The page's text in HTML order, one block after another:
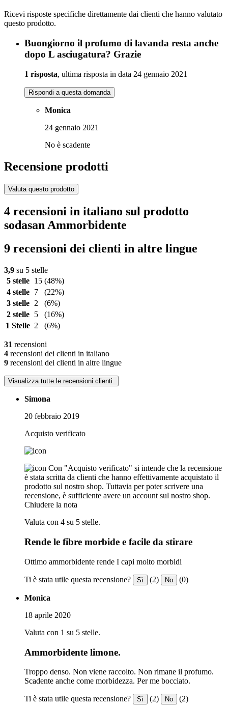
Ricevi risposte specifiche direttamente dai clienti che hanno valutato
questo prodotto.
Buongiorno il profumo di lavanda resta anche
dopo L asciugatura? Grazie
1 risposta, ultima risposta in data 24 gennaio 2021
Rispondi a questa domanda
Monica
24 gennaio 2021
No è scadente
Recensione prodotti
Valuta questo prodotto
4 recensioni in italiano sul prodotto
sodasan Ammorbidente
9 recensioni dei clienti in altre lingue
3,9 su 5 stelle
5 stelle
15 (48%)
4 stelle
7
(22%)
3 stelle
2
(6%)
2 stelle
5
(16%)
1 Stelle 2 (6%)
31 recensioni
4 recensioni dei clienti in italiano
9 recensioni dei clienti in altre lingue
Visualizza tutte le recensioni clienti.
Simona
20 febbraio 2019
Acquisto verificato
Con "Acquisto verificato" si intende che la recensione
è stata scritta da clienti che hanno effettivamente acquistato il
prodotto sul nostro shop. Tuttavia per poter scrivere una
recensione, è sufficiente avere un account sul nostro shop.
Chiudere la nota
Valuta con 4 su 5 stelle.
Rende le fibre morbide e facile da stirare
Ottimo ammorbidente rende I capi molto morbidi
Ti è stata utile questa recensione? Sì (2) No (0)
Monica
18 aprile 2020
Valuta con 1 su 5 stelle.
Ammorbidente limone.
Troppo denso. Non viene raccolto. Non rimane il profumo.
Scadente anche come morbidezza. Per me bocciato.
Ti è stata utile questa recensione? Sì (2) No (2)